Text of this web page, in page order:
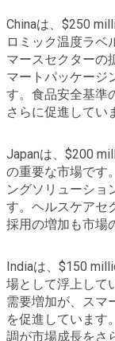
Chinaは、$250
ロミック温度ラベ
マースセクターの
マートパッケージ
す。食品安全基準
さらに促進してい
Japanは、$200
の重要な市場です
ングソリューショ
す。ヘルスケアセ
採用の増加も市場
Indiaは、$150
場として浮上して
需要増加が、スマ
を促進しています
調が市場成長をさ